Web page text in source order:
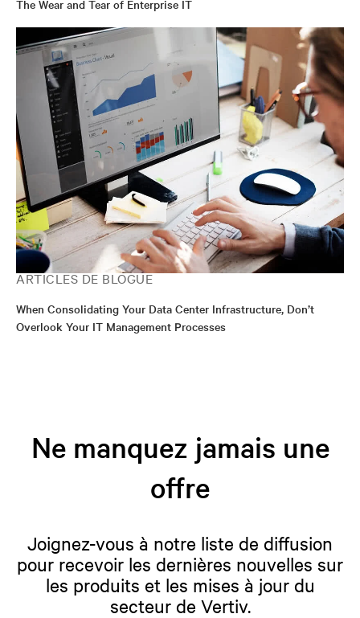
The Wear and Tear of Enterprise IT
ARTICLES DE BLOGUE
When Consolidating Your Data Center Infrastructure, Don’t
Overlook Your IT Management Processes
Ne manquez jamais une
offre
Joignez-vous à notre liste de diffusion
pour recevoir les dernières nouvelles sur
les produits et les mises à jour du
secteur de Vertiv.